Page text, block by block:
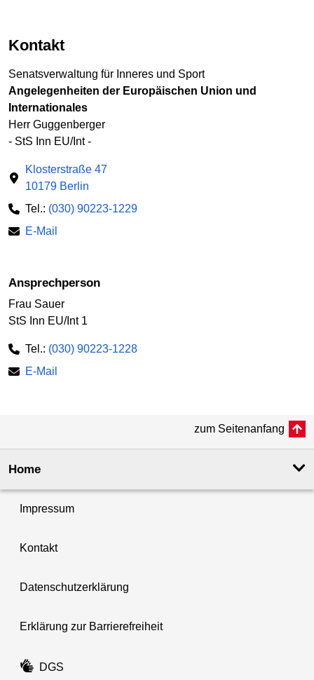
Kontakt
Senatsverwaltung für Inneres und Sport
Angelegenheiten der Europäischen Union und
Internationales
Herr Guggenberger
- StS Inn EU/Int -
Klosterstraße 47
10179 Berlin
Tel.: (030) 90223-1229
E-Mail
Ansprechperson
Frau Sauer
StS Inn EU/Int 1
Tel.: (030) 90223-1228
E-Mail
zum Seitenanfang
Home
Impressum
Kontakt
Datenschutzerklärung
Erklärung zur Barrierefreiheit
DGS